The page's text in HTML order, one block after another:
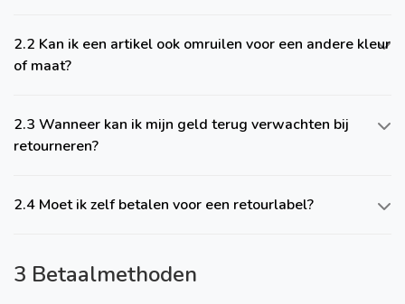
2.2 Kan ik een artikel ook omruilen voor een andere kleur
of maat?
2.3 Wanneer kan ik mijn geld terug verwachten bij
retourneren?
2.4 Moet ik zelf betalen voor een retourlabel?
3 Betaalmethoden